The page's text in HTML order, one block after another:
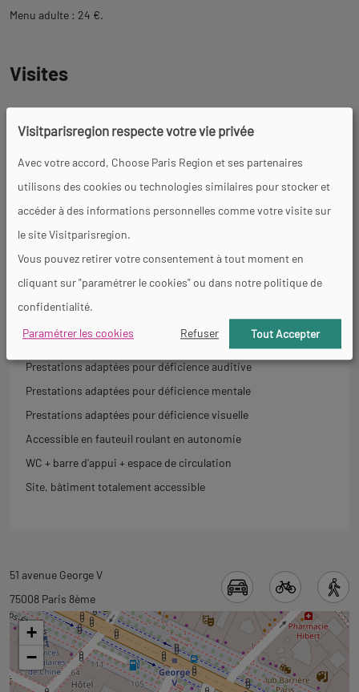
Menu adulte : 24 €.
Visites
Français
Revenir
l'onglet
informations
Accessibilité
Prestations adaptées pour déficience auditive
Prestations adaptées pour déficience mentale
Prestations adaptées pour déficience visuelle
Accessible en fauteuil roulant en autonomie
WC + barre d'appui + espace de circulation
Site, bâtiment totalement accessible
Revenir
à
l'onglet
carte
51 avenue George V
75008 Paris 8ème
+
−
Visitparisregion respecte votre vie privée
Avec votre accord, Choose Paris Region et ses partenaires
utilisons des cookies ou technologies similaires pour stocker et
accéder à des informations personnelles comme votre visite sur
le site Visitparisregion.
Vous pouvez retirer votre consentement à tout moment en
cliquant sur "paramétrer le cookies" ou dans notre politique de
confidentialité.
Paramétrer les cookies
Refuser Tout Accepter